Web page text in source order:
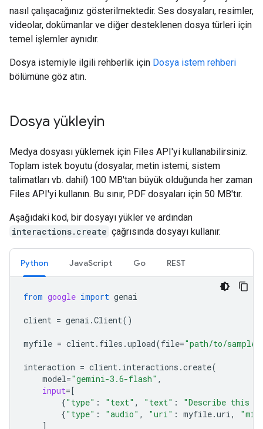
nasıl çalışacağınız gösterilmektedir. Ses dosyaları, resimler,
videolar, dokümanlar ve diğer desteklenen dosya türleri için
temel işlemler aynıdır.
Dosya istemiyle ilgili rehberlik için Dosya istem rehberi
bölümüne göz atın.
Dosya yükleyin
Medya dosyası yüklemek için Files API'yi kullanabilirsiniz.
Toplam istek boyutu (dosyalar, metin istemi, sistem
talimatları vb. dahil) 100 MB'tan büyük olduğunda her zaman
Files API'yi kullanın. Bu sınır, PDF dosyaları için 50 MB'tır.
Aşağıdaki kod, bir dosyayı yükler ve ardından
interactions.create çağrısında dosyayı kullanır.
Python JavaScript Go REST
from google import genai
client = genai .Client()
myfile = client. files .upload(file="path/to/
interaction = client. interactions .create(
model="gemini-3.6-flash" ,
input=[
{"type" : "text" , "text" :
"Describe this
{"type" : "audio" , "uri" : myfile.uri,
]